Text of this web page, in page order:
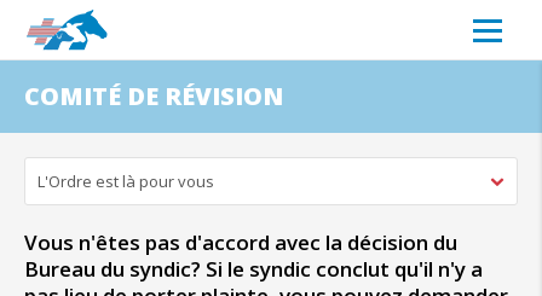
COMITÉ DE RÉVISION
L'Ordre est là pour vous
Vous n'êtes pas d'accord avec la décision du
Bureau du syndic? Si le syndic conclut qu'il n'y a